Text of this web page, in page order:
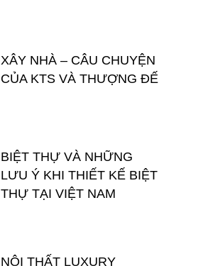
XÂY NHÀ – CÂU CHUYỆN
CỦA KTS VÀ THƯỢNG ĐẾ
BIỆT THỰ VÀ NHỮNG
LƯU Ý KHI THIẾT KẾ BIỆT
THỰ TẠI VIỆT NAM
NỘI THẤT LUXURY